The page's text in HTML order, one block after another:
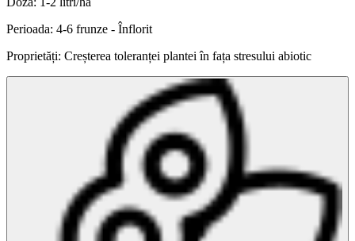
Perioada: 4-6 frunze - Înflorit
Proprietăți: Creșterea toleranței plantei în fața stresului abiotic